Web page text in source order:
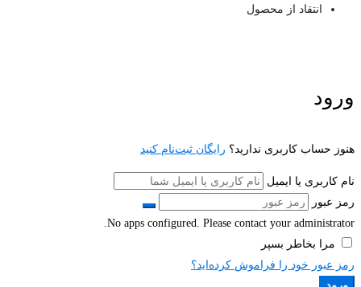
انتقاد از محصول
ورود
هنوز حساب کاربری ندارید؟ رایگان ثبت‌نام کنید
نام کاربری یا ایمیل
رمز عبور
No apps configured. Please contact your administrator.
مرا بخاطر بسپر
رمز عبور خود را فراموش کرده‌اید؟